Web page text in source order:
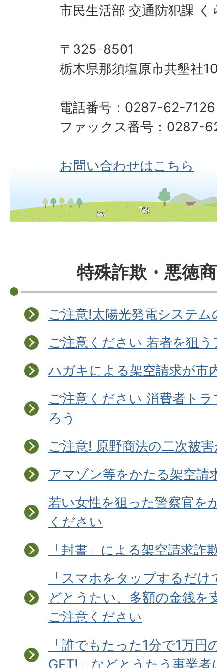
市民生活部 交通防犯課 く
〒325-8501
栃木県那須塩原市共墾社
電話番号：0287-62-7126
ファックス番号：0287-
お問い合わせはこちら
特殊詐欺・悪徳
ご注意!太陽光発電システム
ご注意ください 若者を狙
ハガキによる架空請求が市
ご注意ください 消費者ト
ろう
ご注意! 原野商法の二次被
アマゾン等をかたる架空請
若い女性を狙った警察官を
ください
「封書」による架空請求
「スマホをタップするだ
どとうたい、多額の金銭を
ご注意ください
「誰でもたった1分で1万
GET!」などとうたう事業